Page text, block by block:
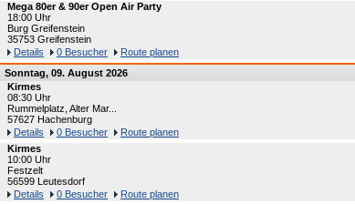
Mega 80er & 90er Open Air Party
18:00 Uhr
Burg Greifenstein
35753 Greifenstein
Details
0 Besucher
Route planen
Sonntag, 09. August 2026
Kirmes
08:30 Uhr
Rummelplatz, Alter Mar...
57627 Hachenburg
Details
0 Besucher
Route planen
Kirmes
10:00 Uhr
Festzelt
56599 Leutesdorf
Details
0 Besucher
Route planen